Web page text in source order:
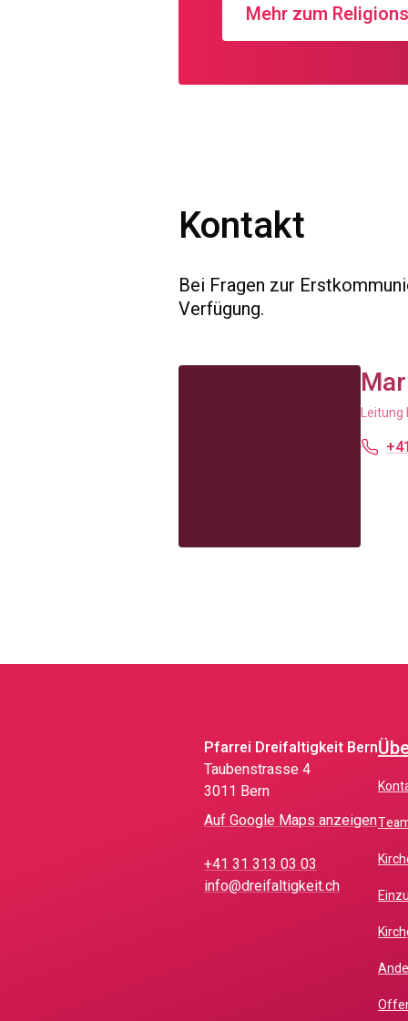
Mehr zum
Kontakt
Bei Fragen zur
Verfügung.
Leitung
Pfarrei Dreifaltigkeit Bern
Taubenstrasse 4
3011 Bern
Auf Google Maps anzeigen
+41 31 313 03 03
info@dreifaltigkeit.ch